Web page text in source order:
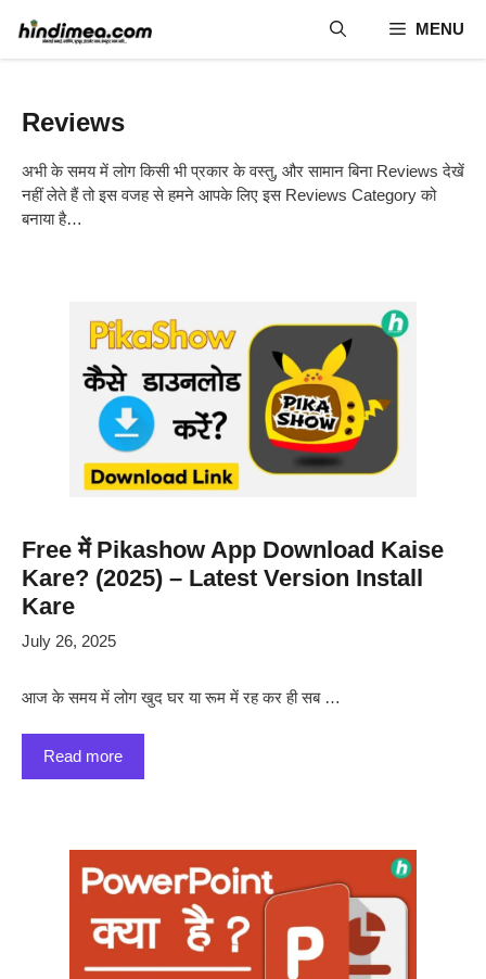
content
MENU
Reviews
अभी के समय में लोग किसी भी प्रकार के वस्तु, और सामान बिना Reviews देखें
नहीं लेते हैं तो इस वजह से हमने आपके लिए इस Reviews Category को
बनाया है…
Free में Pikashow App Download Kaise
Kare? (2025) – Latest Version Install
Kare
July 26, 2025
आज के समय में लोग खुद घर या रूम में रह कर ही सब …
Read more